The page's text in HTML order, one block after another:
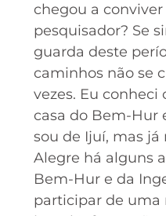
chegou a
pesquisador? Se
guarda deste
caminhos não se
vezes. Eu
casa do Bem-Hur
sou de Ijuí, mas
Alegre há alguns
Bem-Hur e da
participar de uma